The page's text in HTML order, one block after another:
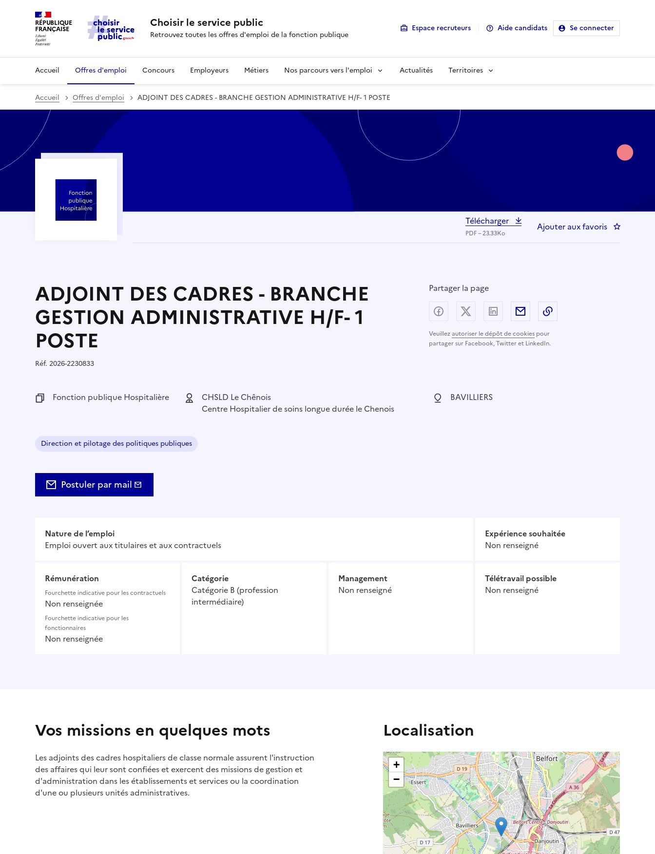
RÉPUBLIQUE
FRANÇAISE Choisir le service public
Retrouvez toutes les offres d'emploi de la fonction publique
Espace recruteurs Aide candidats Se connecter
Accueil Offres d'emploi Concours Employeurs Métiers Nos parcours vers l'emploi Actualités Territoires
Accueil Offres d'emploi ADJOINT DES CADRES - BRANCHE GESTION ADMINISTRATIVE H/F- 1 POSTE
Télécharger
PDF – 23.33Ko
Ajouter aux favoris : ADJOINT
ADJOINT DES CADRES - BRANCHE
GESTION ADMINISTRATIVE H/F- 1
POSTE
Partager la page
Veuillezautoriser le dépôt de cookies pour
partager sur Facebook, Twitter et LinkedIn.
Partager sur Facebook
Partager sur X (anciennement Twitter) -
Partager sur LinkedIn
Partager par email
Réf. Référence :
2026-2230833
Fonction publique :
Fonction publique Hospitalière Employeur :
CHSLD Le Chênois
Centre Hospitalier de soins longue durée le Chenois
Localisation :
BAVILLIERS
Domaine :
Direction et pilotage des politiques publiques
Postuler par mail
Nature de l’emploi
Emploi ouvert aux titulaires et aux contractuels
Expérience souhaitée
Non renseigné
Rémunération
Fourchette indicative pour les contractuels
Non renseignée
Fourchette indicative pour les
fonctionnaires
Non renseignée
Catégorie
Catégorie B (profession
intermédiaire)
Management
Non renseigné
Télétravail possible
Non renseigné
Vos missions en quelques mots
Les adjoints des cadres hospitaliers de classe normale assurent l'instruction
des affaires qui leur sont confiées et exercent des missions de gestion et
d'administration dans les établissements et services ou la coordination
d'une ou plusieurs unités administratives.
Localisation
+
−